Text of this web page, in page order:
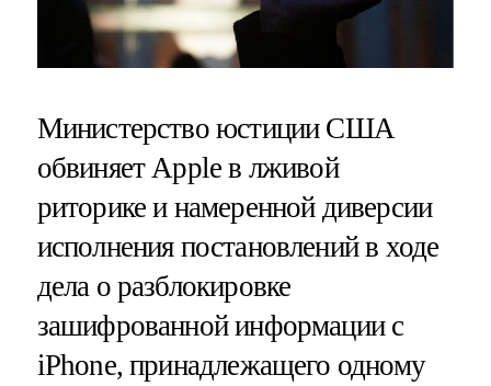
Министерство юстиции США
обвиняет Apple в лживой
риторике и намеренной диверсии
исполнения постановлений в ходе
дела о разблокировке
зашифрованной информации с
iPhone, принадлежащего одному